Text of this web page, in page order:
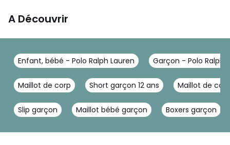
A Découvrir
Enfant, bébé - Polo Ralph Lauren Garçon - Polo Ralph
Maillot de corp Short garçon 12 ans Maillot de
Slip garçon Maillot bébé garçon Boxers garçon